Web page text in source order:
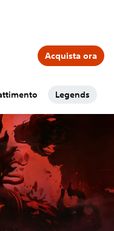
Legends
Acquista ora